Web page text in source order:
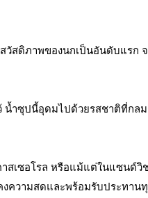
สดิภาพของนกเป็นอันดับแรก
น้ำซุปนี้อุดมไปด้วยรสชาติที่ก
สเซอโรล หรือแม้แต่ในแซนด์
ามสดและพร้อมรับประทาน